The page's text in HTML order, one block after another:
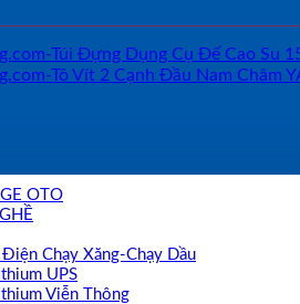
OTO
Chạy Xăng-Chạy Dầu
UPS
Viễn Thông